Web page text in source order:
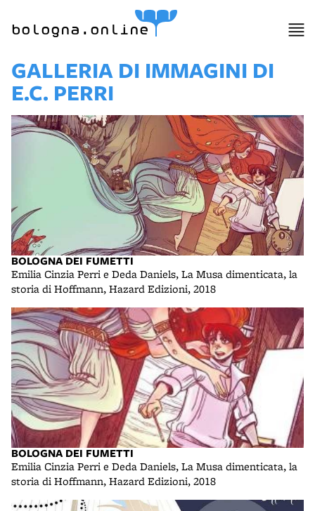
bologna.online
GALLERIA DI IMMAGINI DI
E.C. PERRI
BOLOGNA DEI FUMETTI
Emilia Cinzia Perri e Deda Daniels, La Musa dimenticata, la
storia di Hoffmann, Hazard Edizioni, 2018
BOLOGNA DEI FUMETTI
Emilia Cinzia Perri e Deda Daniels, La Musa dimenticata, la
storia di Hoffmann, Hazard Edizioni, 2018